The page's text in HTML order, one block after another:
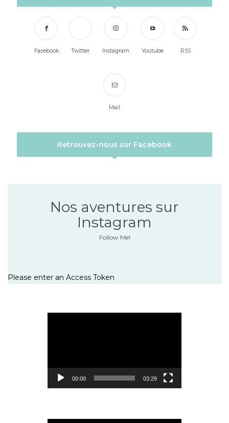
Facebook Twitter Instagram Youtube RSS
Mail
Retrouvez-nous sur Facebook
Nos aventures sur
Instagram
Follow Me!
Please enter an Access Token
00:00 03:29